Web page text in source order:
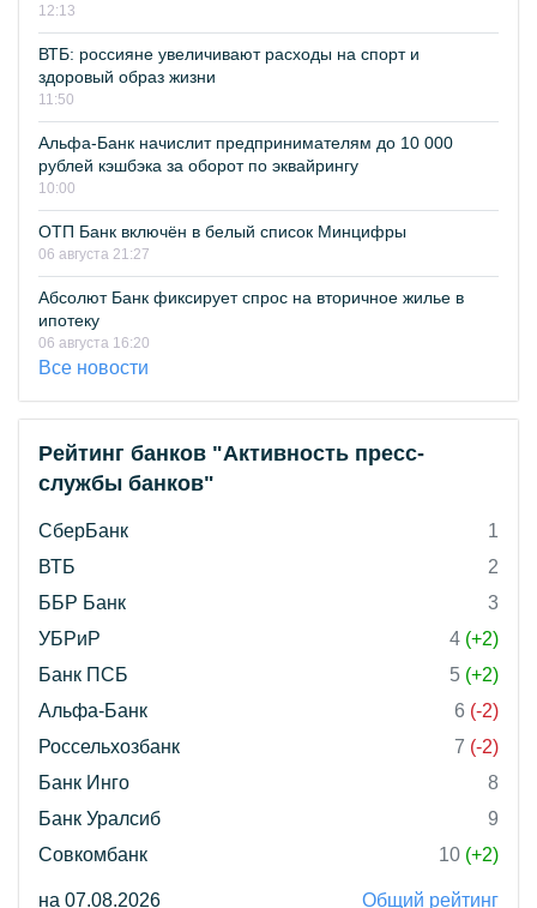
12:13
ВТБ: россияне увеличивают расходы на спорт и
здоровый образ жизни
11:50
Альфа-Банк начислит предпринимателям до 10 000
рублей кэшбэка за оборот по эквайрингу
10:00
ОТП Банк включён в белый список Минцифры
06 августа 21:27
Абсолют Банк фиксирует спрос на вторичное жилье в
ипотеку
06 августа 16:20
Все новости
Рейтинг банков "Активность пресс-
службы банков"
СберБанк
1
ВТБ
2
ББР Банк
3
УБРиР
4 (+2)
Банк ПСБ
5 (+2)
Альфа-Банк
6 (-2)
Россельхозбанк
7 (-2)
Банк Инго
8
Банк Уралсиб
9
Совкомбанк
10 (+2)
на 07.08.2026 Общий рейтинг